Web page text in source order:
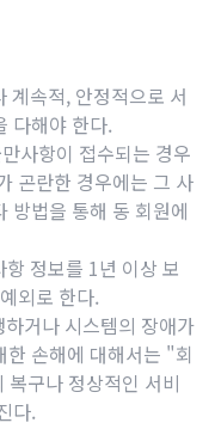
속적, 안정적으로 서
다해야 한다.
사항이 접수되는 경우
곤란한 경우에는 그 사
방법을 통해 동 회원에
정보를 1년 이상 보
외로 한다.
거나 시스템의 장애가
손해에 대해서는 "회
구나 정상적인 서비
다.